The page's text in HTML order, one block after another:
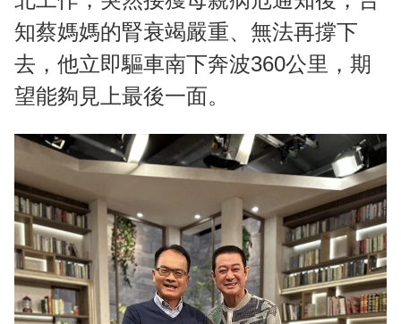
知蔡媽媽的腎衰竭嚴重、無法再撐下
去，他立即驅車南下奔波360公里，期
望能夠見上最後一面。